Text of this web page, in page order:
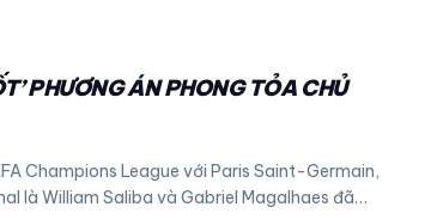
PHƯƠNG ÁN PHONG TỎA CHỦ
Champions League với Paris Saint-Germain,
là William Saliba và Gabriel Magalhaes đã…